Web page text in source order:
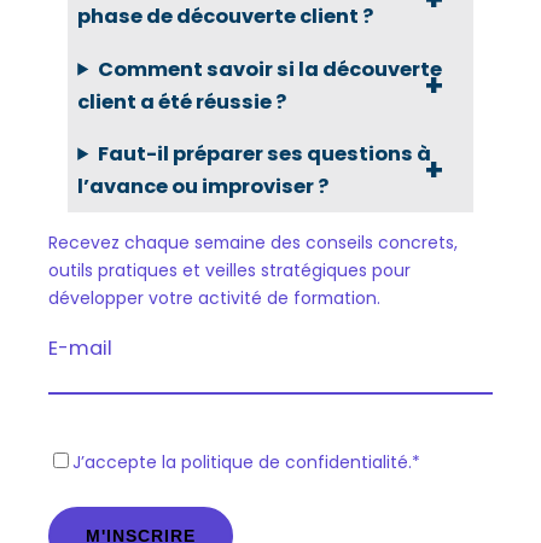
phase de découverte client ?
Comment savoir si la découverte
client a été réussie ?
Faut-il préparer ses questions à
l’avance ou improviser ?
Recevez chaque semaine des conseils concrets,
outils pratiques et veilles stratégiques pour
développer votre activité de formation.
E-mail
R
P
J’accepte la politique de confidentialité.*